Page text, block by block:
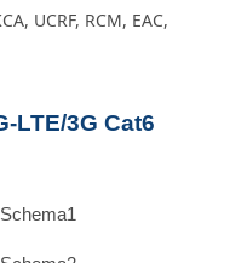
UCRF, RCM, EAC,
LTE/3G Cat6